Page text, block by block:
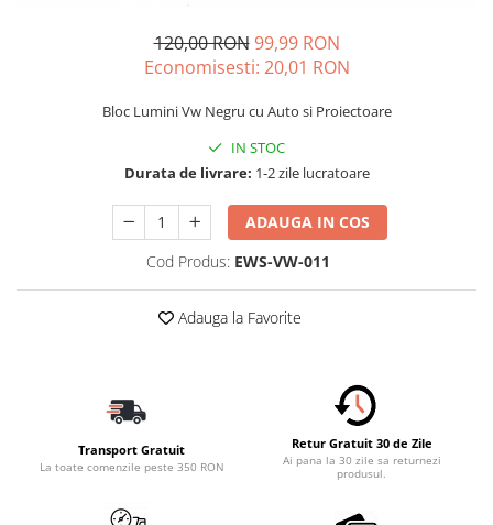
Schimbatoare Viteze
Accesorii Auto Exterior
Paravanturi Auto / Deflectoare Aer
Accesorii Interior Auto
Inchidere Centralizata
Huse Auto
Covorase Auto/ Presuri Auto
Accesorii Siguranta Auto
120,00 RON 99,99 RON
Economisesti: 20,01 RON
Bloc Lumini Vw Negru cu Auto si Proiectoare
IN STOC
Durata de livrare: 1-2 zile lucratoare
ADAUGA IN COS
Cod Produs: EWS-VW-011
Adauga la Favorite
Transport Gratuit
La toate comenzile peste 350 RON
Retur Gratuit 30 de Zile
Ai pana la 30 zile sa returnezi
produsul.